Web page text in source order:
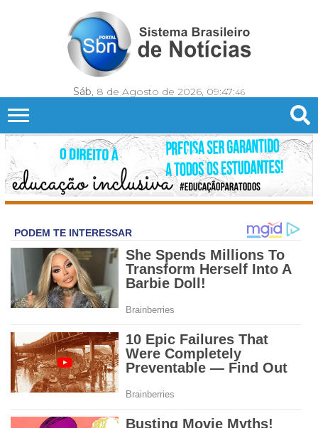
Sáb, 8 de Agosto de 2026, 09:47:48